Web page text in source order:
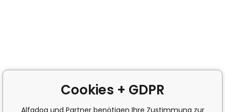
Cookies + GDPR
Alfadog und Partner benötigen Ihre Zustimmung zur